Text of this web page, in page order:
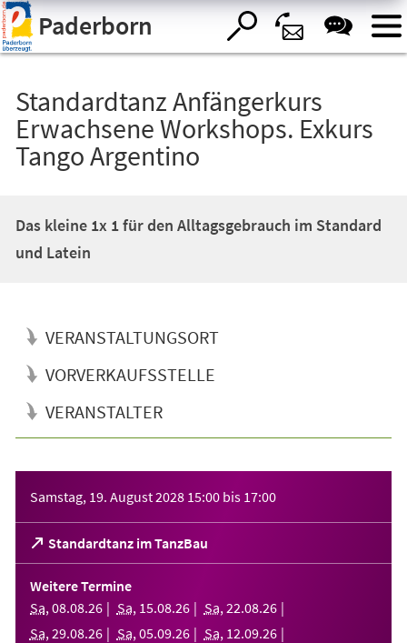
Visuelle
Assistenzsoftware
öffnen.Paderborn
Standardtanz Anfängerkurs
Erwachsene Workshops. Exkurs
Tango Argentino
Das kleine 1x 1 für den Alltagsgebrauch im Standard
und Latein
VERANSTALTUNGSORT
VORVERKAUFSSTELLE
VERANSTALTER
Samstag, 19. August 2028 15:00 bis 17:00
Standardtanz im TanzBau
(Öffnet
in
einem
neuen
Tab)
Weitere Termine
Sa, 08.08.26 Sa, 15.08.26 Sa, 22.08.26
Sa, 29.08.26 Sa, 05.09.26 Sa, 12.09.26